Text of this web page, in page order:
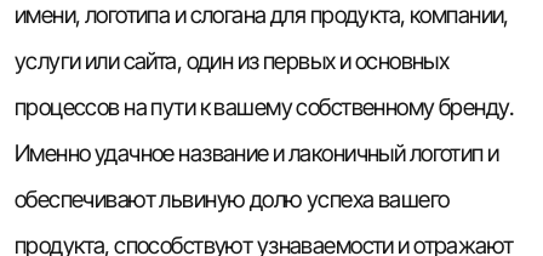
имени, логотипа и слогана для продукта, компании,
услуги или сайта, один из первых и основных
процессов на пути к вашему собственному бренду.
Именно удачное название и лаконичный логотип и
обеспечивают львиную долю успеха вашего
продукта, способствуют узнаваемости и отражают